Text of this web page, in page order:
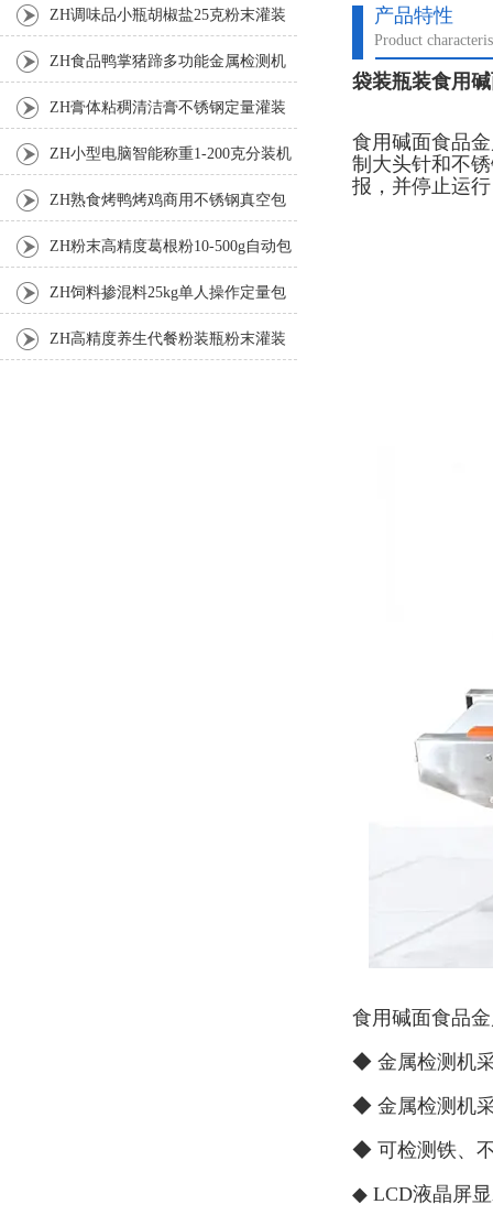
产品特性
Product
袋装瓶装食用
食用碱面食品
制大头针和不
报，并停止运
食用碱面食品
◆ 金属检测机
◆ 金属检测机
◆ 可检测铁、
◆ LCD液晶屏
装机 ZH调味品小瓶胡椒盐25克粉末灌装
ZH食品鸭掌猪蹄多功能金属检测机
ZH膏体粘稠清洁膏不锈钢定量灌装
机厂家 ZH小型电脑智能称重1-200克分装机
ZH熟食烤鸭烤鸡商用不锈钢真空包
装机 ZH粉末高精度葛根粉10-500g自动包
装机 ZH饲料掺混料25kg单人操作定量包
装机 ZH高精度养生代餐粉装瓶粉末灌装